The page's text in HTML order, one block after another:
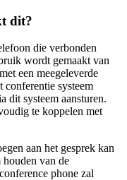
dit?
die verbonden
wordt gemaakt van
een meegeleverde
systeem
dit systeem aansturen.
te koppelen met
aan het gesprek kan
van de
phone zal